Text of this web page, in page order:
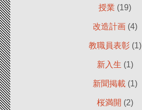
授業 (19)
改造計画(4)
教職員表彰(1)
新入生 (1)
新聞掲載 (1)
桜満開 (2)